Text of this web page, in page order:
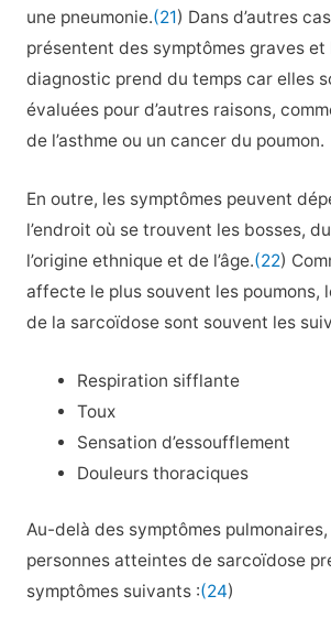
une pneumonie.(21) Dans d’autres
présentent des symptômes graves et
diagnostic prend du temps car elles
évaluées pour d’autres raisons,
de l’asthme ou un cancer du poumon.
En outre, les symptômes peuvent
l’endroit où se trouvent les bosses,
l’origine ethnique et de l’âge.(22)
affecte le plus souvent les poumons,
de la sarcoïdose sont souvent les
Respiration sifflante
Toux
Sensation d’essoufflement
Douleurs thoraciques
Au-delà des symptômes
personnes atteintes de sarcoïdose
symptômes suivants :(24)